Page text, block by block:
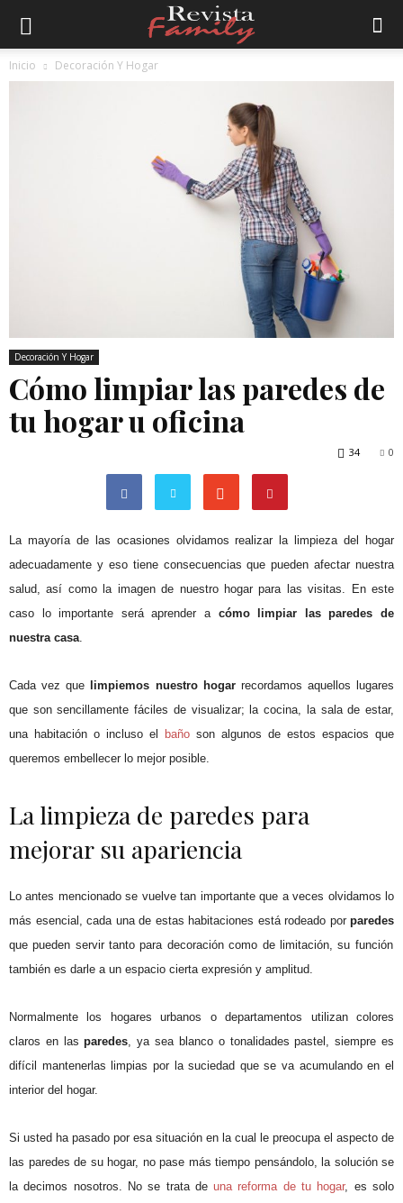
Inicio Decoración Y Hogar
Decoración Y Hogar
Cómo limpiar las paredes de
tu hogar u oficina
0
34
La mayoría de las ocasiones olvidamos realizar la limpieza del hogar
adecuadamente y eso tiene consecuencias que pueden afectar nuestra
salud, así como la imagen de nuestro hogar para las visitas. En este
caso lo importante será aprender a cómo limpiar las paredes de
nuestra casa.
Cada vez que limpiemos nuestro hogarrecordamos aquellos lugares
que son sencillamente fáciles de visualizar; la cocina, la sala de estar,
una habitación o incluso el
baño son algunos de estos espacios que
queremos embellecer lo mejor posible.
La limpieza de paredes para
mejorar su apariencia
Lo antes mencionado se vuelve tan importante que a veces olvidamos lo
más esencial, cada una de estas habitaciones está rodeado por paredes
que pueden servir tanto para decoración como de limitación, su función
también es darle a un espacio cierta expresión y amplitud.
Normalmente los hogares urbanos o departamentos utilizan colores
claros en lasparedes, ya sea blanco o tonalidades pastel, siempre es
difícil mantenerlas limpias por la suciedad que se va acumulando en el
interior del hogar.
Si usted ha pasado por esa situación en la cual le preocupa el aspecto de
las paredes de su hogar, no pase más tiempo pensándolo, la solución se
la decimos nosotros. No se trata deuna reforma de tu hogar, es solo